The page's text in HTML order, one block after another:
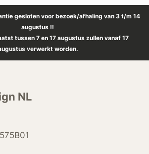
gesloten voor bezoek/afhaling van 3 t/m 14
augustus !!
tussen 7 en 17 augustus zullen vanaf 17
verwerkt worden.
NL